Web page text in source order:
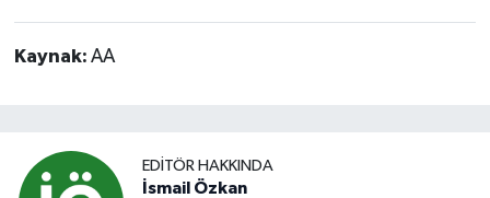
Kaynak: AA
EDITÖR HAKKINDA
İsmail Özkan